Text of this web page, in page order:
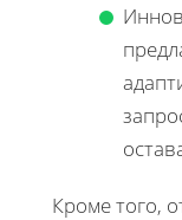
Кроме того,